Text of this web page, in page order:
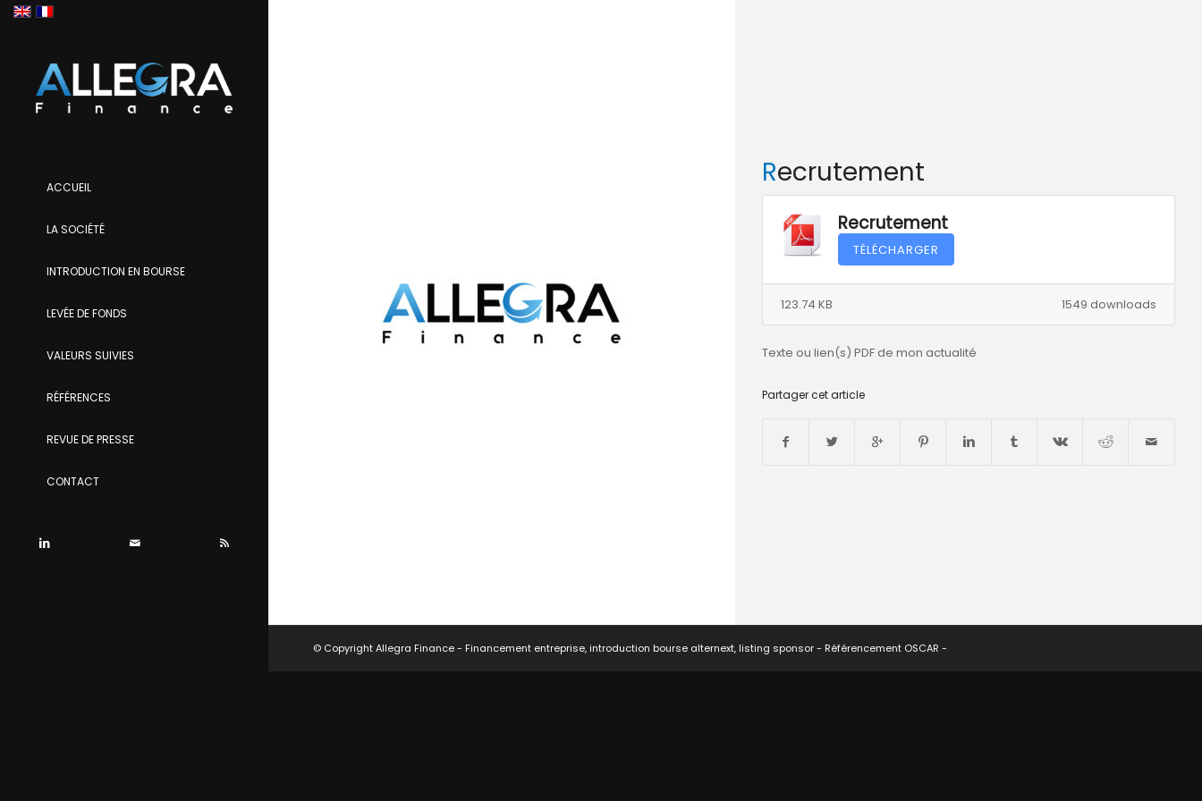
ACCUEIL
LA SOCIÉTÉ
INTRODUCTION EN BOURSE
LEVÉE DE FONDS
VALEURS SUIVIES
RÉFÉRENCES
REVUE DE PRESSE
CONTACT
Recrutement
Recrutement
TÉLÉCHARGER
1549 downloads
123.74 KB
Texte ou lien(s) PDF de mon actualité
Partager cet article
© Copyright Allegra Finance - Financement entreprise, introduction bourse alternext, listing sponsor - Référencement OSCAR -